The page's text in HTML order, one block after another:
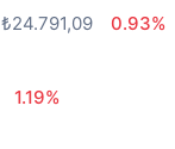
₺24.791,09
0.93%
1.19%